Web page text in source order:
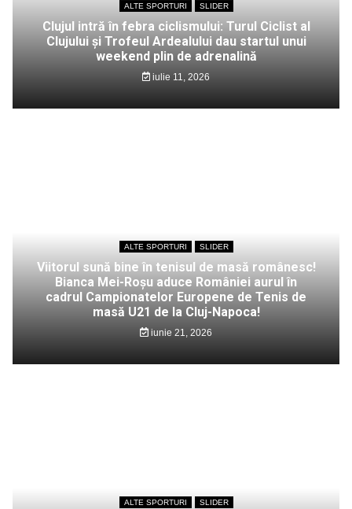
ALTE SPORTURI SLIDER
Clujul intră în febra ciclismului: Turul Ciclist al
Clujului și Trofeul Ardealului dau startul unui
weekend plin de adrenalină
iulie 11, 2026
ALTE SPORTURI SLIDER
Viitorul sună bine în tenisul de masă românesc!
Bianca Mei-Roșu aduce României aurul în
cadrul Campionatelor Europene de Tenis de
masă U21 de la Cluj-Napoca!
iunie 21, 2026
ALTE SPORTURI SLIDER